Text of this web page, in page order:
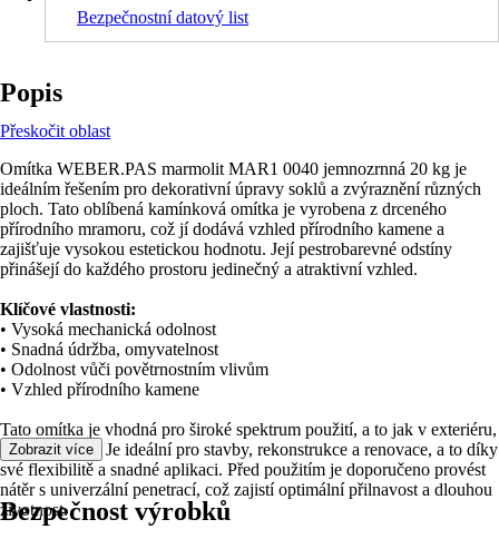
Bezpečnostní datový list
Popis
Přeskočit oblast
Omítka WEBER.PAS marmolit MAR1 0040 jemnozrnná 20 kg je
ideálním řešením pro dekorativní úpravy soklů a zvýraznění různých
ploch. Tato oblíbená kamínková omítka je vyrobena z drceného
přírodního mramoru, což jí dodává vzhled přírodního kamene a
zajišťuje vysokou estetickou hodnotu. Její pestrobarevné odstíny
přinášejí do každého prostoru jedinečný a atraktivní vzhled.
Klíčové vlastnosti:
• Vysoká mechanická odolnost
• Snadná údržba, omyvatelnost
• Odolnost vůči povětrnostním vlivům
• Vzhled přírodního kamene
Tato omítka je vhodná pro široké spektrum použití, a to jak v exteriéru,
tak v interiéru. Je ideální pro stavby, rekonstrukce a renovace, a to díky
své flexibilitě a snadné aplikaci. Před použitím je doporučeno provést
nátěr s univerzální penetrací, což zajistí optimální přilnavost a dlouhou
životnost.
Zobrazit více
Bezpečnost výrobků